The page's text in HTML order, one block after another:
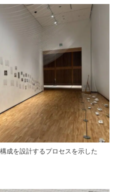
成を設計するプロセスを示した